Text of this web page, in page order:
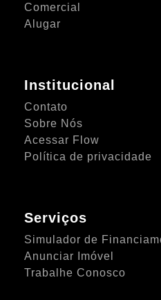
Comercial
Alugar
Institucional
Contato
Sobre Nós
Acessar Flow
Política de privacidade
Serviços
Simulador de
Anunciar Imóvel
Trabalhe Conosco